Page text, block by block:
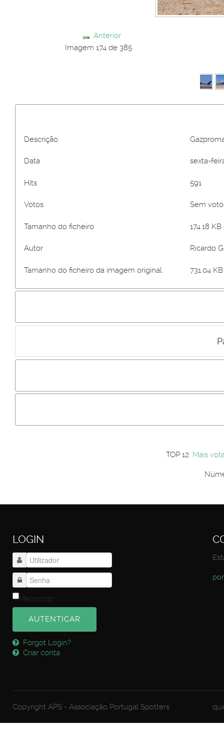
Anterior
Imagem 174 de 385
Descrição
Data sexta-
Hits 591
Votos Sem
Tamanho do ficheiro 174.18
Autor Ricardo
Tamanho do ficheiro da imagem original 731.04
Incluir imagem :
Os
Primeiro autentique-se...
TOP 12: Mais
LOGIN
Memorizar
AUTENTICAR
Forgot Login?
Criar conta
Copyright APS - Associação Portugal Spotters